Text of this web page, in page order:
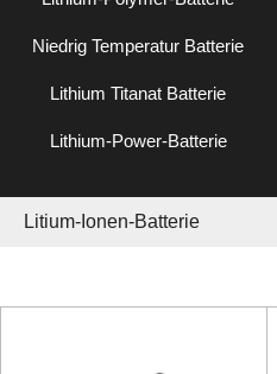
Niedrig Temperatur Batterie
Lithium Titanat Batterie
Lithium-Power-Batterie
Litium-Ionen-Batterie